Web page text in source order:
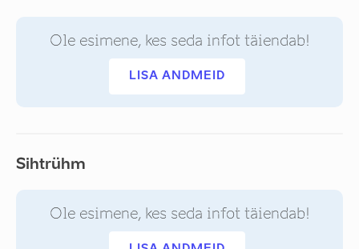
Ole esimene, kes seda infot täiendab!
LISA ANDMEID
Sihtrühm
Ole esimene, kes seda infot täiendab!